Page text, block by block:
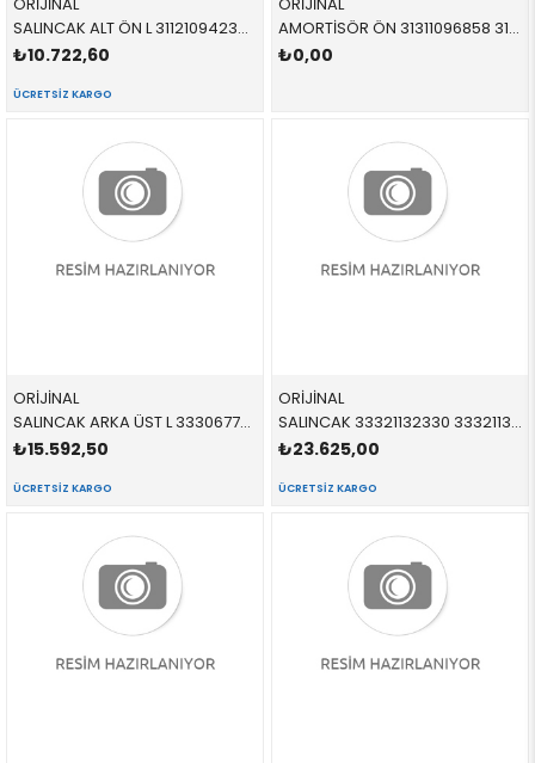
SALINCAK ALT ÖN L 31121094233 31122341219 31122341219 E39 SOL 1996-2005
₺10.722,60
ÜCRETSIZ KARGO
AMORTİSÖR ÖN 31311096858 31311096858 31311096858 E39 M51,M52,M54,M47,M57 SAĞ-SOL 1996-2003
₺0,00
ORİJİNAL
SALINCAK ARKA ÜST L 33306772241 33322347991 33322347991 E39,E60,E61,E63,E64,E65,E66 SOL 1998-2010
₺15.592,50
ÜCRETSIZ KARGO
ORİJİNAL
SALINCAK 33321132330 33321132330 33321132330 E28,E34 ARKA SAĞ 1985-1996
₺23.625,00
ÜCRETSIZ KARGO